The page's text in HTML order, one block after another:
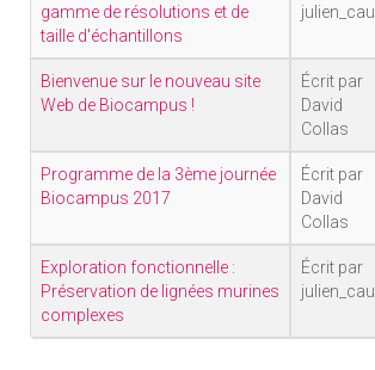
gamme de résolutions et de
taille d'échantillons
julien_cau
Bienvenue sur le nouveau site
Web de Biocampus !
Écrit par
David
Collas
Programme de la 3ème journée
Biocampus 2017
Écrit par
David
Collas
Exploration fonctionnelle :
Préservation de lignées murines
complexes
Écrit par
julien_cau